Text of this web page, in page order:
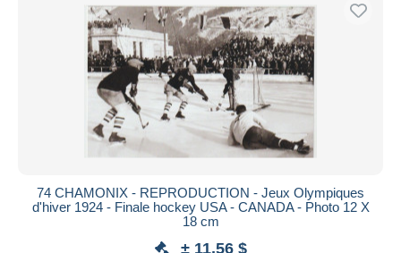
74 CHAMONIX - REPRODUCTION - Jeux Olympiques
d'hiver 1924 - Finale hockey USA - CANADA - Photo 12 X
18 cm
± 11,56 $